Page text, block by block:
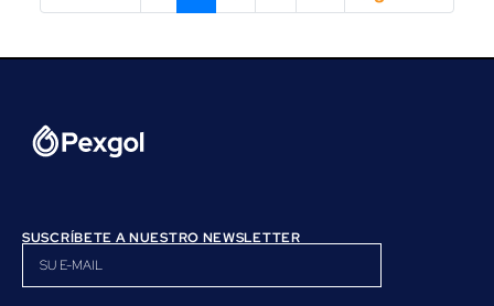
SUSCRÍBETE A NUESTRO NEWSLETTER